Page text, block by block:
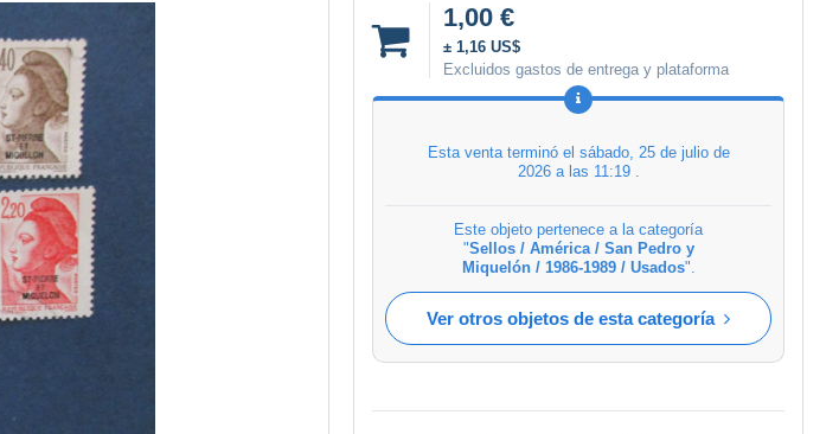
1,00 €
± 1,16 US$
Excluidos gastos de entrega y plataforma
Esta venta terminó el sábado, 25 de julio de
2026 a las 11:19.
Este objeto pertenece a la categoría
"Sellos / América / San Pedro y
Miquelón / 1986-1989 / Usados".
Ver otros objetos de esta categoría